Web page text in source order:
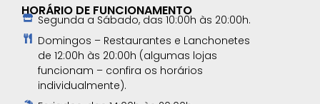
HORÁRIO DE FUNCIONAMENTO
Segunda a Sábado, das 10:00h às 20:00h.
Domingos – Restaurantes e Lanchonetes
de 12:00h às 20:00h (algumas lojas
funcionam – confira os horários
individualmente).